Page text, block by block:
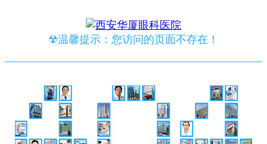
☢温馨提示：您访问的页面不存在！